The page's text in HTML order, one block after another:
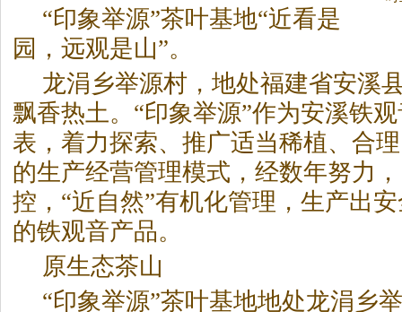
“印象举源”茶叶基地“近看是
园，远观是山”。
龙涓乡举源村，地处福建省安溪
飘香热土。“印象举源”作为安溪铁
表，着力探索、推广适当稀植、合
的生产经营管理模式，经数年努力
控，“近自然”有机化管理，生产出
的铁观音产品。
原生态茶山
“印象举源”茶叶基地地处龙涓乡